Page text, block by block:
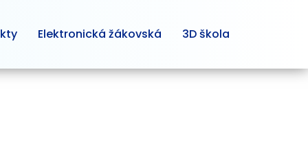
Elektronická žákovská 3D škola